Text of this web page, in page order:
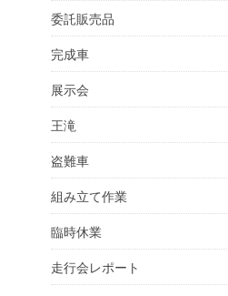
委託販売品
完成車
展示会
王滝
盗難車
組み立て作業
臨時休業
走行会レポート